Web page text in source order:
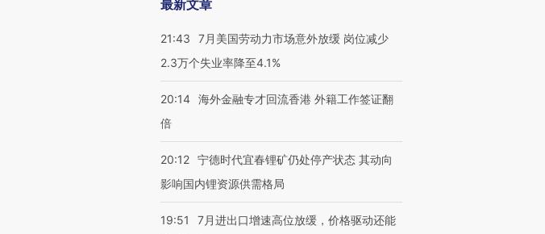
最新文章
21:43
7月美国劳动力市场意外放缓 岗位减少
2.3万个失业率降至4.1%
20:14 海外金融专才回流香港 外籍工作签证翻
倍
20:12 宁德时代宜春锂矿仍处停产状态 其动向
影响国内锂资源供需格局
19:51
7月进出口增速高位放缓，价格驱动还能